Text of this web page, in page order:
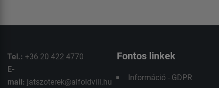
Tel.: +36 20 422 4770
E-
mail: jatszoterek@alfoldvill.hu
Fontos linkek
Információ - GDPR